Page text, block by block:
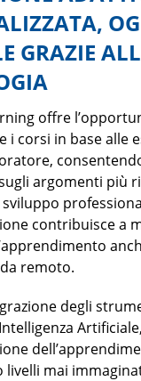
GRAZIE
offre
i corsi in base alle
argomenti più
contribuisce a
remoto.
degli
livelli mai